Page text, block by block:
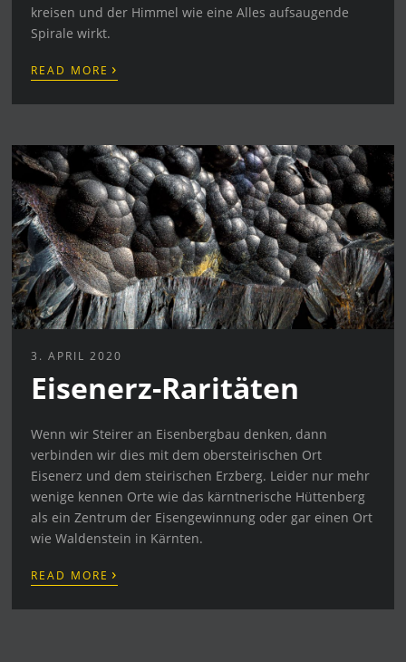
kreisen und der Himmel wie eine Alles aufsaugende
Spirale wirkt.
READ MORE ›
3. APRIL 2020
Eisenerz-Raritäten
Wenn wir Steirer an Eisenbergbau denken, dann
verbinden wir dies mit dem obersteirischen Ort
Eisenerz und dem steirischen Erzberg. Leider nur mehr
wenige kennen Orte wie das kärntnerische Hüttenberg
als ein Zentrum der Eisengewinnung oder gar einen Ort
wie Waldenstein in Kärnten.
READ MORE ›